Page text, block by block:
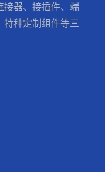
接器、接插件、端
种定制组件等三